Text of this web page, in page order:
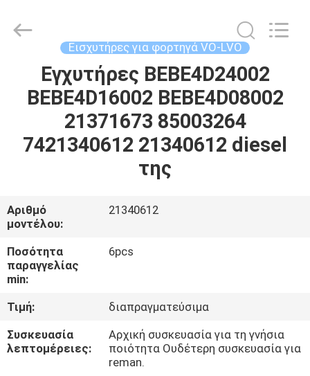
ΣΠΊΤΙ
ΠΡΟΪΌΝΤΑ
ΣΧΕΤΙΚΆ
ΜΕ
ΕΜΆΣ
ΕΠΙΣΚΈΨΕΙΣ
ΕΡΓΟΣΤΆΣΙΟ
Parts
Εισχυτήρες για φορτηγά VO-LVO
Εγχυτήρες BEBE4D24002
BEBE4D16002 BEBE4D08002
21371673 85003264
7421340612 21340612 diesel
της
Αριθμό
μοντέλου:
21340612
Ποσότητα
παραγγελίας
min:
6pcs
Τιμή:
διαπραγματεύσιμα
Συσκευασία
λεπτομέρειες:
Αρχική συσκευασία για τη γνήσια
ποιότητα Ουδέτερη συσκευασία για
reman.